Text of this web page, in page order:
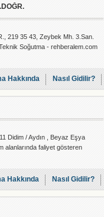
219 35 43, Zeybek Mh. 3.San.
Soğutma - rehberalem.com
Hakkında Nasıl Gidilir?
Didim / Aydın , Beyaz Eşya
alanlarında faliyet gösteren
Hakkında Nasıl Gidilir?